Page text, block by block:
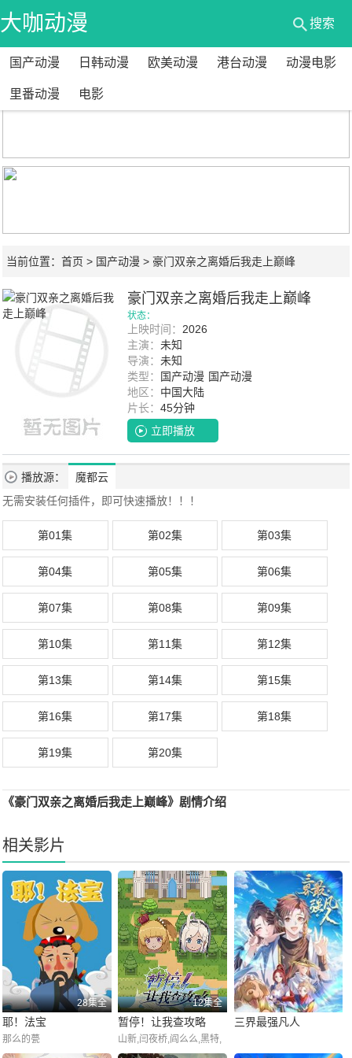
大咖动漫
网
搜索
国产动漫 日韩动漫 欧美动漫 港台动漫 动漫电影
里番动漫 电影
当前位置： 首页 > 国产动漫 > 豪门双亲之离婚后我走上巅峰
豪门双亲之离婚后我走上巅峰
状态：
上映时间： 2026
主演： 未知
导演： 未知
类型：
国产动漫 国产动漫
地区： 中国大陆
片长： 45分钟
立即播放
播放源：
魔都云
无需安装任何插件，即可快速播放！！！
第01集 第02集 第03集
第04集 第05集 第06集
第07集 第08集 第09集
第10集 第11集 第12集
第13集 第14集 第15集
第16集 第17集 第18集
第19集 第20集
《豪门双亲之离婚后我走上巅峰》剧情介绍
相关影片
28集全
耶！法宝
那么的甍
12集全
暂停！让我查攻略
山新,闫夜桥,阎么么,黑特,
刘知否,乔菲菲,张秋实,张
三界最强凡人